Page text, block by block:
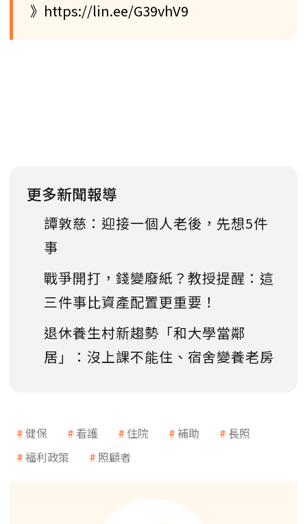
》https://lin.ee/G39vhV9
更多新聞報導
譚敦慈：迎接一個人老後，先想5件
事
戰爭開打，錢變廢紙？教授提醒：這
三件事比資產配置更重要！
退休養生村新趨勢「和大學當鄰
居」：沒上課不能住、宿舍變養老房
健保 看護 住院 補助
長照
福利政策
照顧者